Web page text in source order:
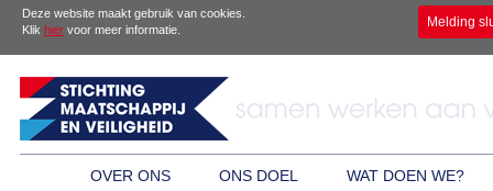
Deze website maakt gebruik van cookies.
Klik hier voor meer informatie. Melding
OVER ONS ONS DOEL WAT DOEN WE?